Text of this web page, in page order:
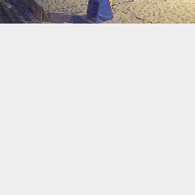
Unmute
Stream